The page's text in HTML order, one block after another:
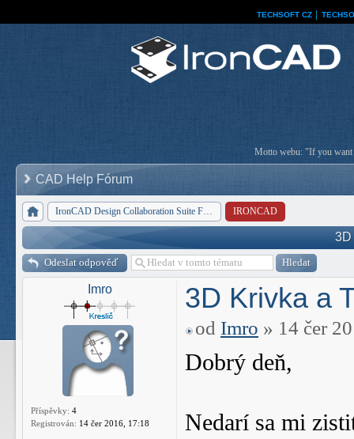
TECHSOFT CZ
Motto webu: "If you want
CAD Help Fórum
IronCAD Design Collaboration Suite Forum IRONCAD
3D
Odeslat odpověď
Imro
Příspěvky: 4
Registrován: 14 čer 2016, 17:18
3D Krivka a
od Imro » 14 čer
Dobrý deň,
Nedarí sa mi